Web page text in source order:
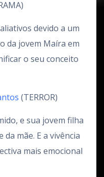
devido a um
da jovem Maíra em
o seu conceito
(TERROR)
e sua jovem filha
mãe. E a vivência
mais emocional